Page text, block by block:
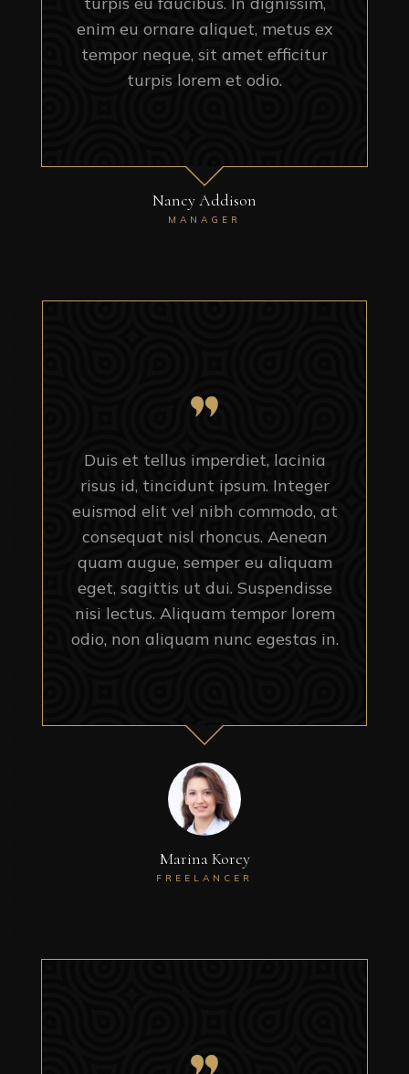
enim eu ornare aliquet, metus ex
tempor neque, sit amet efficitur
turpis lorem et odio.
Nancy Addison
MANAGER
Duis et tellus imperdiet, lacinia
risus id, tincidunt ipsum. Integer
euismod elit vel nibh commodo, at
consequat nisl rhoncus. Aenean
quam augue, semper eu aliquam
eget, sagittis ut dui. Suspendisse
nisi lectus. Aliquam tempor lorem
odio, non aliquam nunc egestas in.
Marina Korey
FREELANCER